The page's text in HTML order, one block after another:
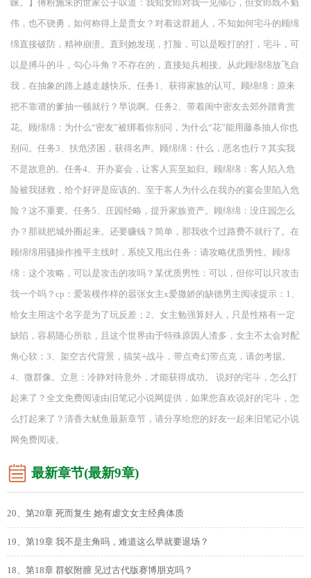
睐。】傅粉施朱的世家公子叹道：我知女郎对我一见倾心，但女郎既不魁
伟，也不骁勇，如何称得上是贵女？对着这群超人，不知如何宅斗的顾绵
绵直接破防，精神崩溃。直到她发现，打脸，可以是殴打的打，宅斗，可
以是搏斗的斗，勾心斗角？不存在的，直接短兵相接。从此顾绵绵放飞自
我，在抽象的路上越走越快乐。任务1、获得家族的认可。顾绵绵：原来
把不靠谱的爹抽一顿就行？早说啊。任务2、带着闺中密友去郊外踏青赏
花。顾绵绵：为什么“密友”被绑着你别问，为什么“花”能用藤条抽人你也
别问。任务3、扶危济困，获得名声。顾绵绵：什么，恶名也行？其实我
不是故意的。任务4、开办宴会，让客人宾至如归。顾绵绵：客人陷入危
险被我拯救，给个好评是应该的。至于客人为什么在我办的宴会里陷入危
险？这不重要。任务5、庄园经略，提升家族资产。顾绵绵：没庄园怎么
办？那就把城外圈起来。还要赚钱？简单，那我收个过路费不就行了。在
顾绵绵用骚操作推平主线时，系统又甩出任务：请攻略优质男性。顾绵
绵：这个攻略，可以是攻击的攻吗？某优质男性：可以，但你可以只攻击
我一个吗？cp：爱装模作样的嚣张女主x爱撒娇的缺德男主阅读提示：1、
给女主用这个名字是为了玩反差；2、女主勉强算好人，只是性格有一定
缺陷，容易随心所欲，且这个世界由于特殊原因人渣多，女主不太会对配
角心软；3、架空古代背景，搞笑+战斗，带点奇幻带点克，请勿考据。
4、微群像。立意：冷静对待意外，才能获得成功。 说好的宅斗，怎么打
起来了？全文免费阅读由旧笔记小说网提供，如果您喜欢说好的宅斗，怎
么打起来了？清香大鱿鱼最新章节，请分享给您的好友一起来旧笔记小说
网免费阅读。
最新章节(最新9章)
20、第20章 死而复生 她有虐文女主经典体质
19、第19章 我不是主角吗，难道这么早就要退场？
18、第18章 群蚁附膻 见过古代版赛博朋克吗？